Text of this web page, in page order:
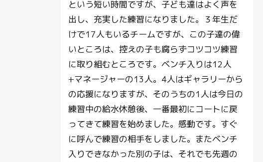
という短い時間ですが、子ども達はよく声を
出し、充実した練習になりました。３年生だ
けで17人もいるチームですが、この子達の偉
いところは、控えの子も腐らずコツコツ練習
に取り組むところです。ベンチ入りは12人
+マネージャーの13人。4人はギャラリーから
の応援になりますが、そのうちの1人は今日の
練習中の給水休憩後、一番最初にコートに戻
ってきて練習を始めました。感動です。すぐ
に呼んで練習の相手をしました。またベンチ
入りできなかった別の子は、それでも先週の